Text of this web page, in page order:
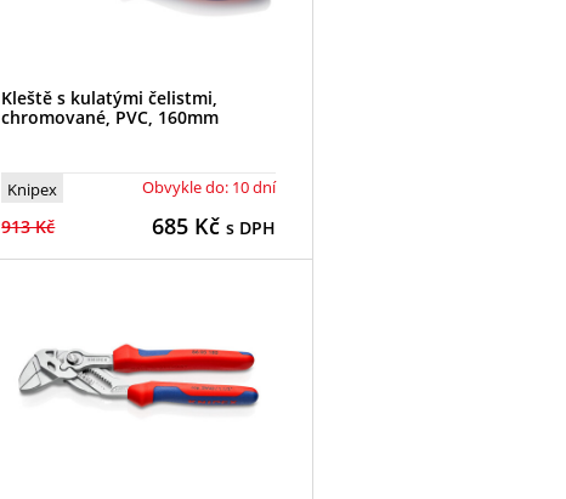
Kleště s kulatými čelistmi,
chromované, PVC, 160mm
Knipex Obvykle do: 10 dní
913 Kč 685 Kčs DPH